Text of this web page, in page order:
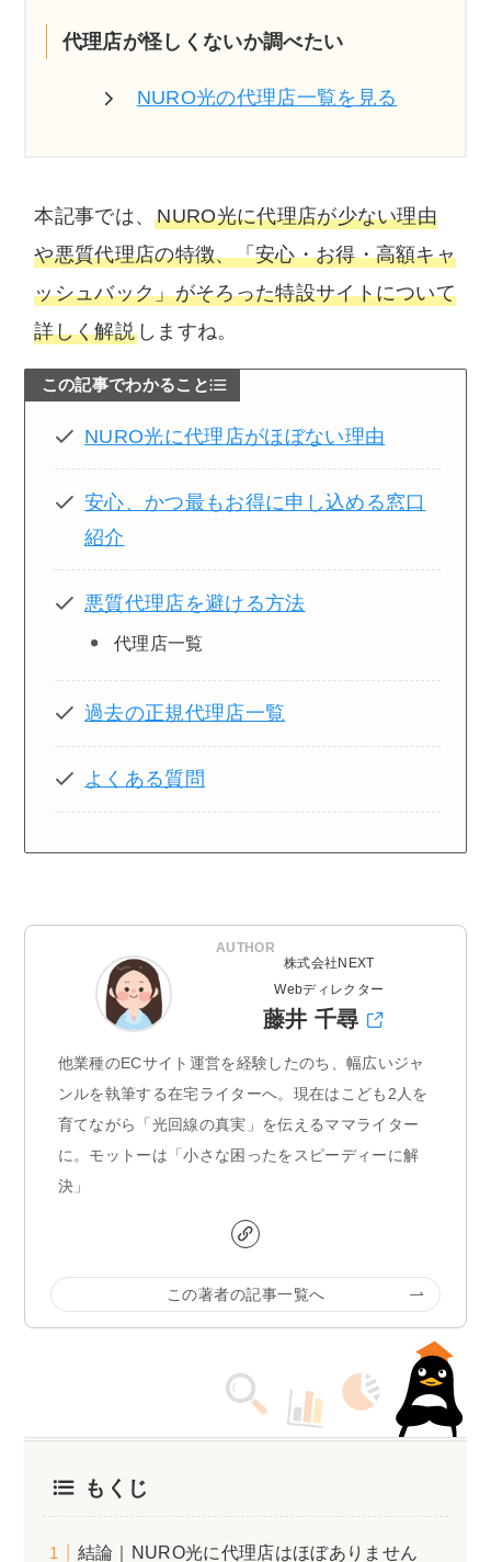
代理店が怪しくないか調べたい
NURO光の代理店一覧を見る
本記事では、NURO光に代理店が少ない理由
や悪質代理店の特徴、「安心・お得・高額キャ
ッシュバック」がそろった特設サイトについて
詳しく解説しますね。
この記事でわかること
NURO光に代理店がほぼない理由
安心、かつ最もお得に申し込める窓口
紹介
悪質代理店を避ける方法
代理店一覧
過去の正規代理店一覧
よくある質問
AUTHOR
株式会社NEXT
Webディレクター
藤井 千尋
他業種のECサイト運営を経験したのち、幅広いジャ
ンルを執筆する在宅ライターへ。現在はこども2人を
育てながら「光回線の真実」を伝えるママライター
に。モットーは「小さな困ったをスピーディーに解
決」
この著者の記事一覧へ
もくじ
結論｜NURO光に代理店はほぼありません